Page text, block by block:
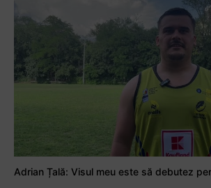
Adrian Țală: Visul meu este să debutez